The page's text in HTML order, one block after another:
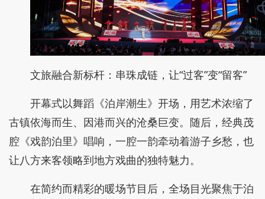
文旅融合新标杆：串珠成链，让“过客”变“留客”
开幕式以舞蹈《泊岸潮生》开场，用艺术浓缩了
古镇依海而生、因港而兴的沧桑巨变。随后，经典茂
腔《戏韵泊里》唱响，一腔一韵牵动着游子乡愁，也
让八方来客领略到地方戏曲的独特魅力。
在简约而精彩的暖场节目后，全场目光聚焦于泊